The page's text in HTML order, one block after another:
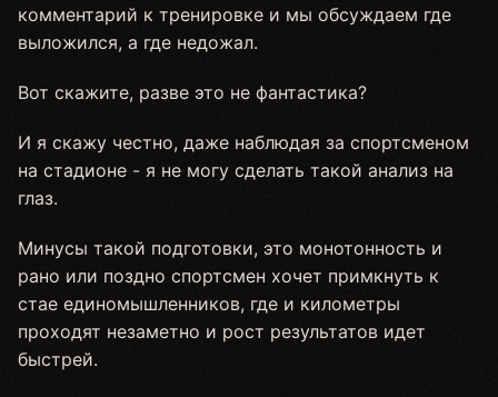
комментарий к тренировке и мы обсуждаем где
выложился, а где недожал.
Вот скажите, разве это не фантастика?
И я скажу честно, даже наблюдая за спортсменом
на стадионе - я не могу сделать такой анализ на
глаз.
Минусы такой подготовки, это монотонность и
рано или поздно спортсмен хочет примкнуть к
стае единомышленников, где и километры
проходят незаметно и рост результатов идет
быстрей.